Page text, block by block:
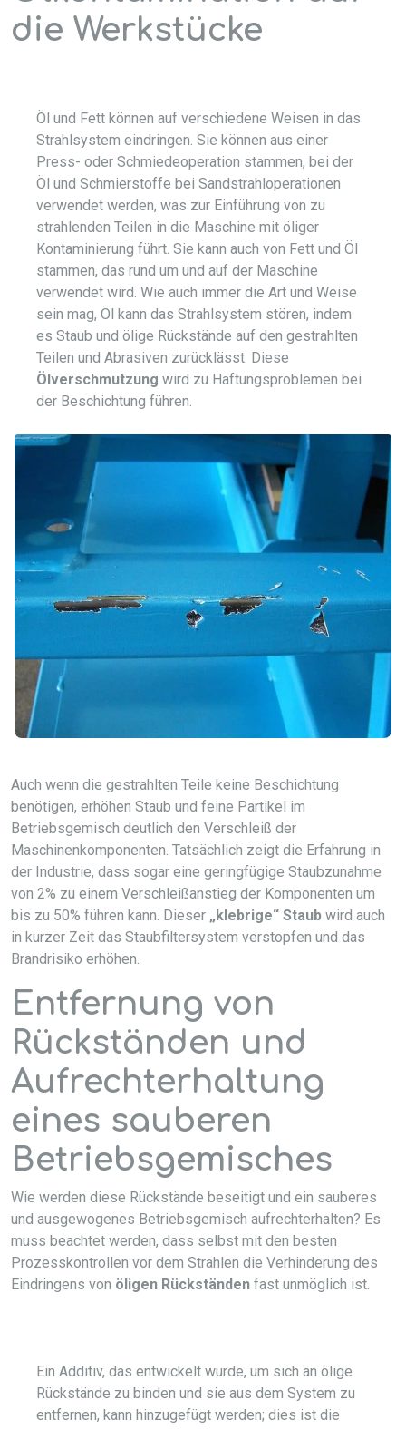
die Werkstücke
Öl und Fett können auf verschiedene Weisen in das
Strahlsystem eindringen. Sie können aus einer
Press- oder Schmiedeoperation stammen, bei der
Öl und Schmierstoffe bei Sandstrahloperationen
verwendet werden, was zur Einführung von zu
strahlenden Teilen in die Maschine mit öliger
Kontaminierung führt. Sie kann auch von Fett und Öl
stammen, das rund um und auf der Maschine
verwendet wird. Wie auch immer die Art und Weise
sein mag, Öl kann das Strahlsystem stören, indem
es Staub und ölige Rückstände auf den gestrahlten
Teilen und Abrasiven zurücklässt. Diese
Ölverschmutzung wird zu Haftungsproblemen bei
der Beschichtung führen.
Auch wenn die gestrahlten Teile keine Beschichtung
benötigen, erhöhen Staub und feine Partikel im
Betriebsgemisch deutlich den Verschleiß der
Maschinenkomponenten. Tatsächlich zeigt die Erfahrung in
der Industrie, dass sogar eine geringfügige Staubzunahme
von 2% zu einem Verschleißanstieg der Komponenten um
bis zu 50% führen kann. Dieser „klebrige“ Staub wird auch
in kurzer Zeit das Staubfiltersystem verstopfen und das
Brandrisiko erhöhen.
Entfernung von
Rückständen und
Aufrechterhaltung
eines sauberen
Betriebsgemisches
Wie werden diese Rückstände beseitigt und ein sauberes
und ausgewogenes Betriebsgemisch aufrechterhalten? Es
muss beachtet werden, dass selbst mit den besten
Prozesskontrollen vor dem Strahlen die Verhinderung des
Eindringens von öligen Rückständen fast unmöglich ist.
Ein Additiv, das entwickelt wurde, um sich an ölige
Rückstände zu binden und sie aus dem System zu
entfernen, kann hinzugefügt werden; dies ist die